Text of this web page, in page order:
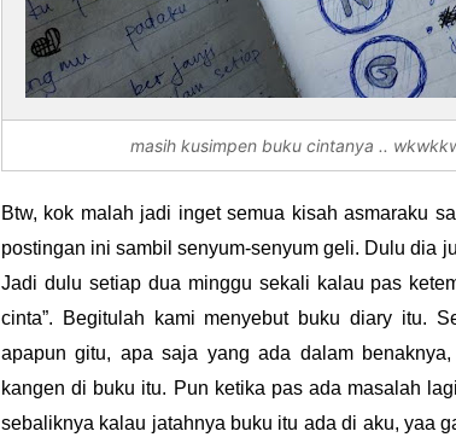
masih kusimpen buku cintanya ..
Btw, kok malah jadi inget semua kisah asmaraku
postingan ini sambil senyum-senyum geli. Dulu dia
Jadi dulu setiap dua minggu sekali kalau pas
cinta”. Begitulah kami menyebut buku diary itu.
apapun gitu, apa saja yang ada dalam
kangen di buku itu. Pun ketika pas ada masalah
sebaliknya kalau jatahnya buku itu ada di aku, yaa